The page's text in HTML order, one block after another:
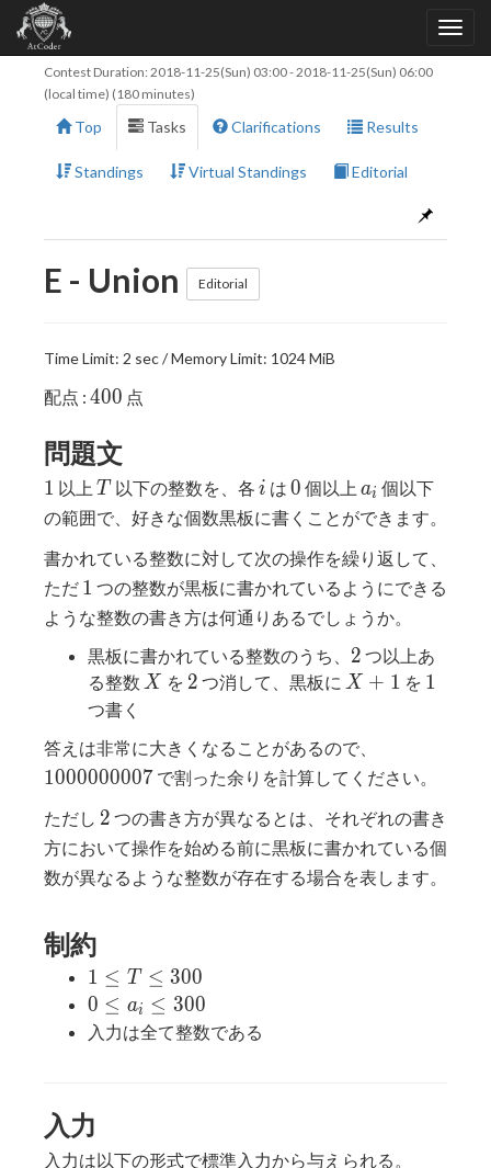
Contest Duration: 2018-11-25(Sun) 03:00-2018-11-25(Sun) 06:00
(local time) (180 minutes)
Top Tasks Clarifications Results
Standings Virtual Standings Editorial
E - Union Editorial
Time Limit: 2 sec / Memory Limit: 1024 MiB
配点 : 400
400 点
問題文
1
1 以上 T
T 以下の整数を、各 i
i は 0
0 個以上 a_{i}
ai 個以下
の範囲で、好きな個数黒板に書くことができます。
書かれている整数に対して次の操作を繰り返して、
ただ 1
1 つの整数が黒板に書かれているようにできる
ような整数の書き方は何通りあるでしょうか。
黒板に書かれている整数のうち、 2
2 つ以上あ
る整数 X
X を 2
2 つ消して、黒板に X+1
X + 1 を 1
1
つ書く
答えは非常に大きくなることがあるので、
1000000007 で割った余りを計算してください。
ただし 2
2 つの書き方が異なるとは、それぞれの書き
方において操作を始める前に黒板に書かれている個
数が異なるような整数が存在する場合を表します。
制約
1
\leq
T
1 ≤ T ≤ 300
0
\leq
0 ≤ ai ≤ 300
入力は全て整数である
入力
入力は以下の形式で標準入力から与えられる。